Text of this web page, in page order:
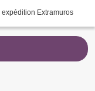
expédition Extramuros